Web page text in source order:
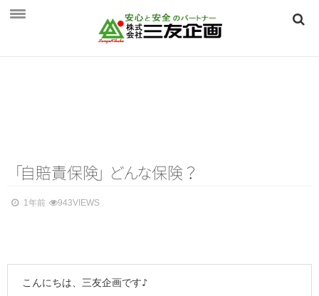
保険相談のご案内
個人向け ～生活を守る保険～
会社概要
「 自賠責保 険」 どんな保険？
1年前 943VIEWS
こんにちは、三友企画です♪